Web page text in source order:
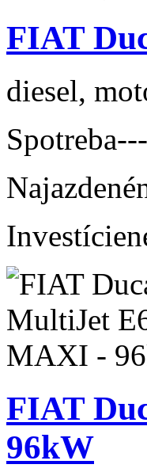
FIAT
diesel,
Spotreba---
Najazdené
Investície
FIAT
96kW